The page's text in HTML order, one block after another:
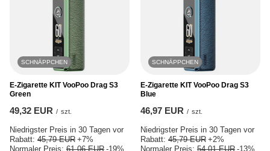
SCHNÄPPCHEN
E-Zigarette KIT VooPoo Drag S3
Green
49,32 EUR / szt.
Niedrigster Preis in 30 Tagen vor
Rabatt: 45,79 EUR +7%
Normaler Preis: 61,06 EUR -19%
SCHNÄPPCHEN
E-Zigarette KIT VooPoo Drag S3
Blue
46,97 EUR / szt.
Niedrigster Preis in 30 Tagen vor
Rabatt: 45,79 EUR +2%
Normaler Preis: 54,01 EUR -13%